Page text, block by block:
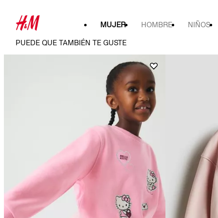
MUJER HOMBRE NIÑOS
PUEDE QUE TAMBIÉN TE GUSTE